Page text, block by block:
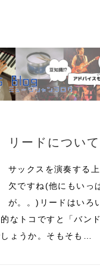
リードについて
サックスを演奏する
欠ですね(他にもいっ
が。。)リードはいろ
なトコですと「バン
ょうか。そもそも…